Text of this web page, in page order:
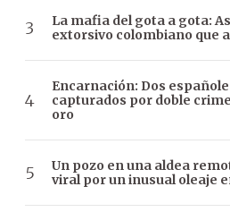
La mafia del gota a gota:
extorsivo colombiano que
Encarnación: Dos
capturados por doble
oro
Un pozo en una aldea
viral por un inusual oleaje